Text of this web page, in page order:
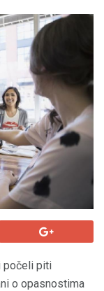
počeli piti
o opasnostima